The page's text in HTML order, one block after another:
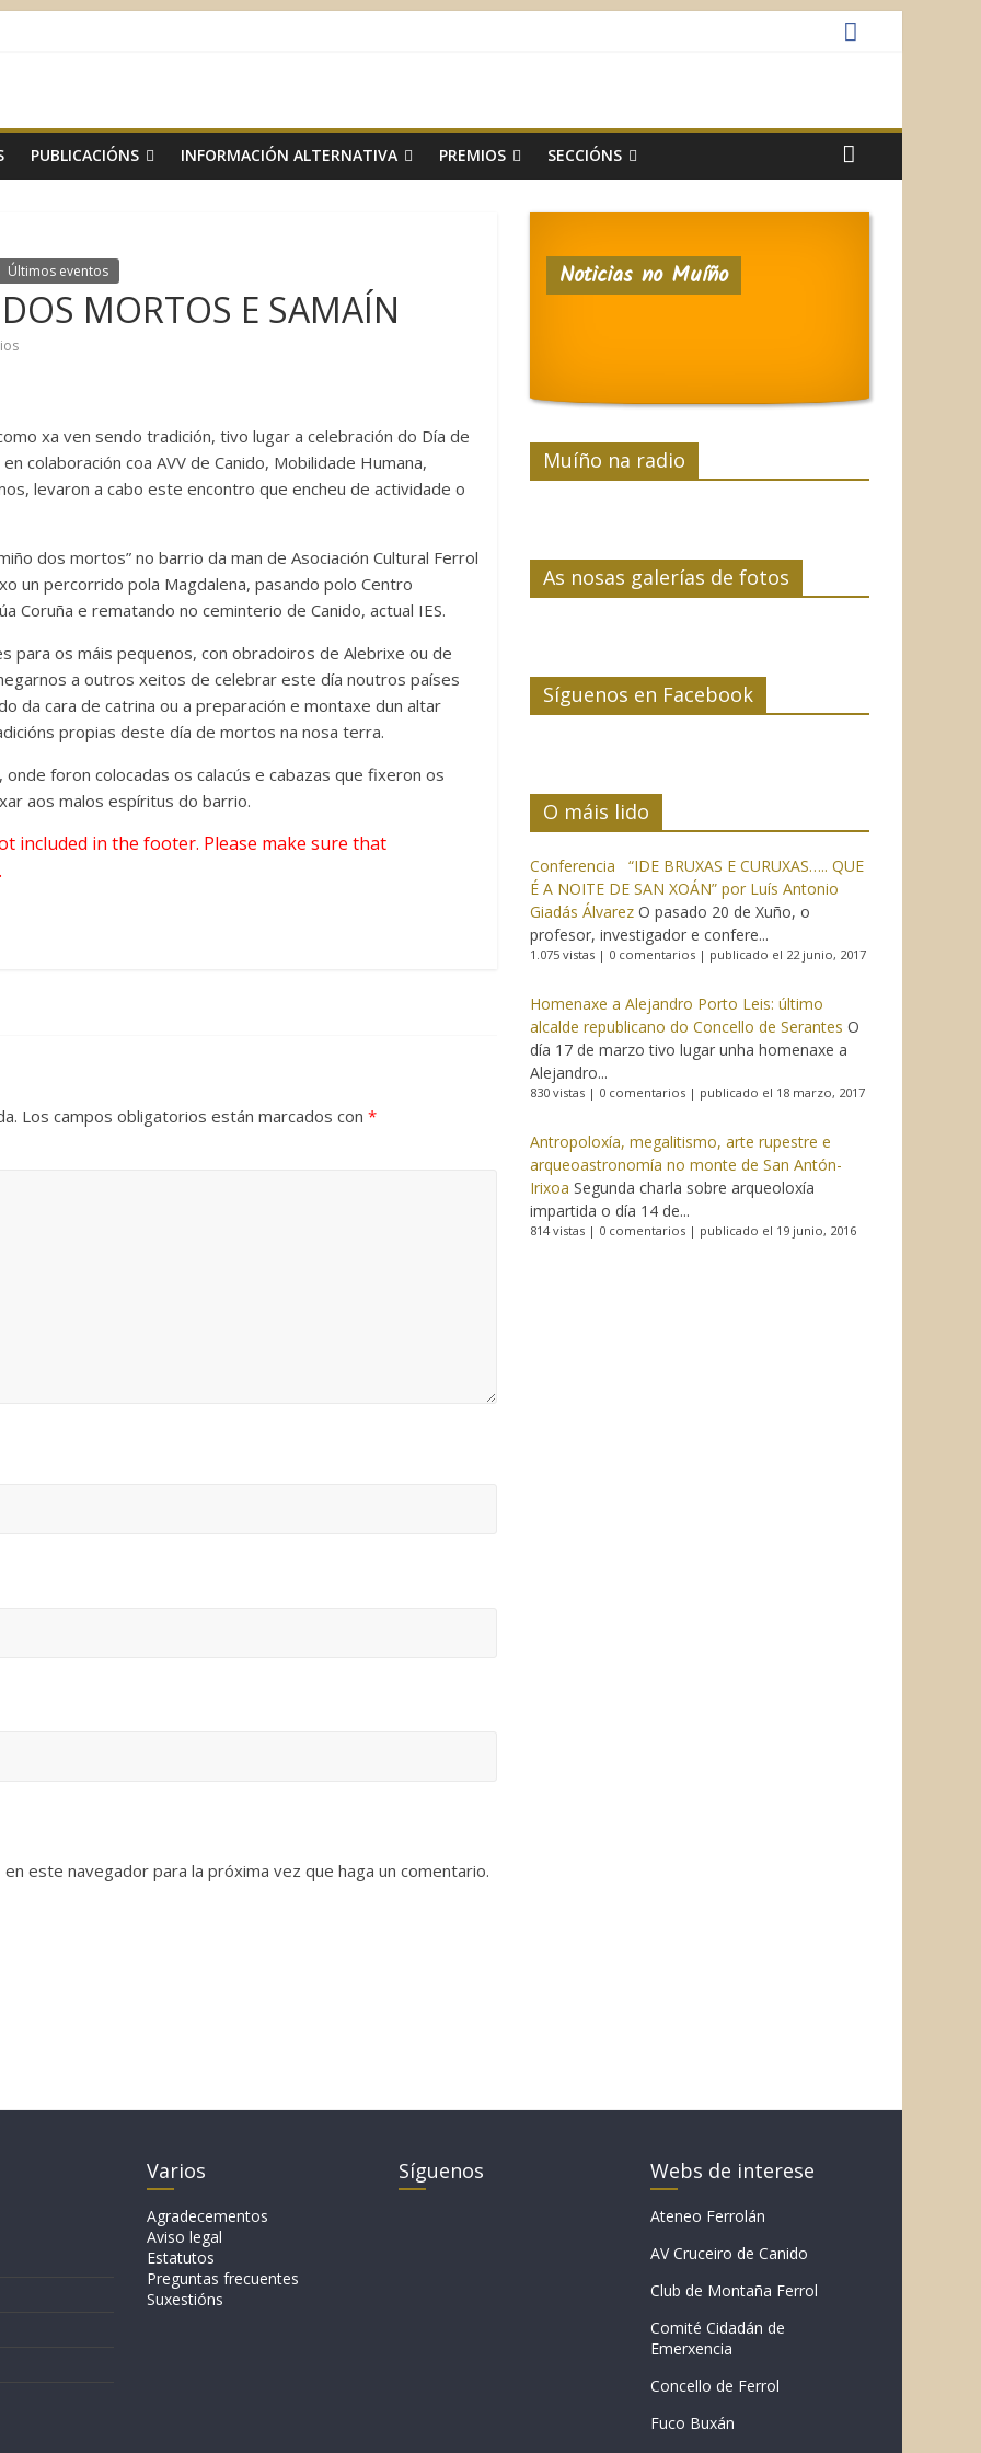
PUBLICACIÓNS INFORMACIÓN ALTERNATIVA PREMIOS SECCIÓNS
Últimos eventos
MORTOS E SAMAÍN
xa ven sendo tradición, tivo lugar a celebración do Día de
colaboración coa AVV de Canido, Mobilidade Humana,
levaron a cabo este encontro que encheu de actividade o
dos mortos” no barrio da man de Asociación Cultural Ferrol
un percorrido pola Magdalena, pasando polo Centro
Coruña e rematando no ceminterio de Canido, actual IES.
para os máis pequenos, con obradoiros de Alebrixe ou de
a outros xeitos de celebrar este día noutros países
da cara de catrina ou a preparación e montaxe dun altar
propias deste día de mortos na nosa terra.
foron colocadas os calacús e cabazas que fixeron os
aos malos espíritus do barrio.
included in the footer. Please make sure that
Los campos obligatorios están marcados con *
este navegador para la próxima vez que haga un comentario.
Noticias no Muíño
Muíño na radio
As nosas galerías de fotos
Síguenos en Facebook
O máis lido
Conferencia “IDE BRUXAS E CURUXAS….. QUE
É A NOITE DE SAN XOÁN” por Luís Antonio
Giadás Álvarez O pasado 20 de Xuño, o
profesor, investigador e confere...
1.075 vistas | 0 comentarios | publicado el 22 junio, 2017
Homenaxe a Alejandro Porto Leis: último
alcalde republicano do Concello de Serantes O
día 17 de marzo tivo lugar unha homenaxe a
Alejandro...
830 vistas | 0 comentarios | publicado el 18 marzo, 2017
Antropoloxía, megalitismo, arte rupestre e
arqueoastronomía no monte de San Antón-
Irixoa Segunda charla sobre arqueoloxía
impartida o día 14 de...
814 vistas | 0 comentarios | publicado el 19 junio, 2016
Varios
Agradecementos
Aviso legal
Estatutos
Preguntas frecuentes
Suxestións
Síguenos Webs de interese
Ateneo Ferrolán
AV Cruceiro de Canido
Club de Montaña Ferrol
Comité Cidadán de
Emerxencia
Concello de Ferrol
Fuco Buxán